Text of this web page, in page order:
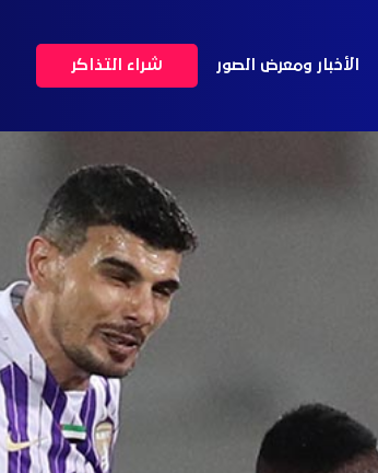
الأخبار ومعرض الصور شراء التذاكر